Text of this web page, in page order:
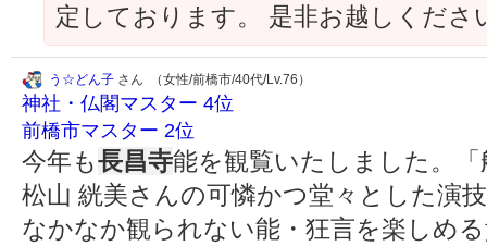
定しております。 是非お越しくださ
う☆どん子 さん （女性/前橋市/40代/Lv.76）
神社・仏閣マスター 4位
前橋市マスター 2位
今年も長昌寺能を観覧いたしました。
松山 絖美さんの可憐かつ堂々とした演
なかなか観られない能・狂言を楽しめ